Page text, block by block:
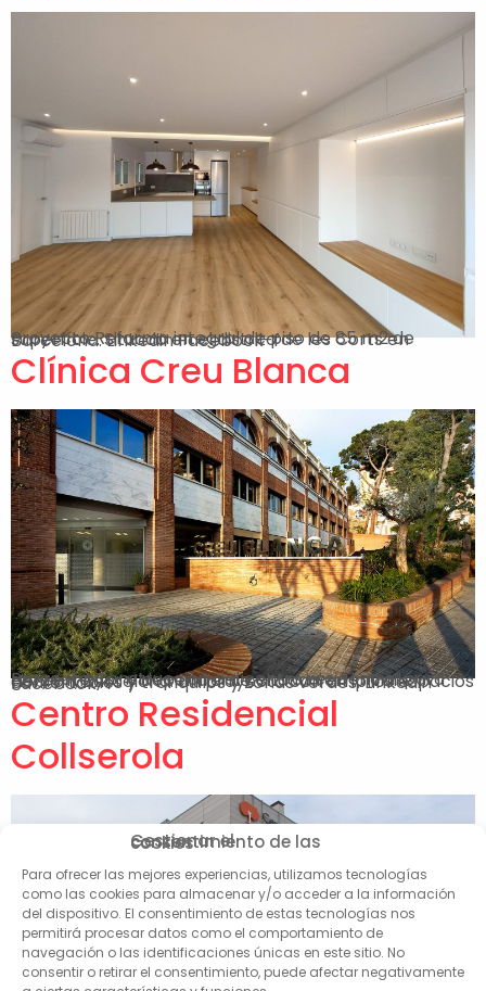
Gestionar el consentimiento de las cookies
Para ofrecer las mejores experiencias, utilizamos tecnologías
como las cookies para almacenar y/o acceder a la información
del dispositivo. El consentimiento de estas tecnologías nos
permitirá procesar datos como el comportamiento de
navegación o las identificaciones únicas en este sitio. No
consentir o retirar el consentimiento, puede afectar negativamente
Proyecto Reforma integral de piso de 85 m2 de superfície. Situado en el distrito de les Corts en Barcelona. Linkedin Facebook-f
Clínica Creu Blanca
Proyecto Construcción del centro residencial para gente mayor y dependiente, situada en la Valle Hebrón, Barcelona. Un proyecto con amplios espacios confortables y tranquilos y zonas verdes. Linkedin Facebook-f
Centro Residencial
Collserola